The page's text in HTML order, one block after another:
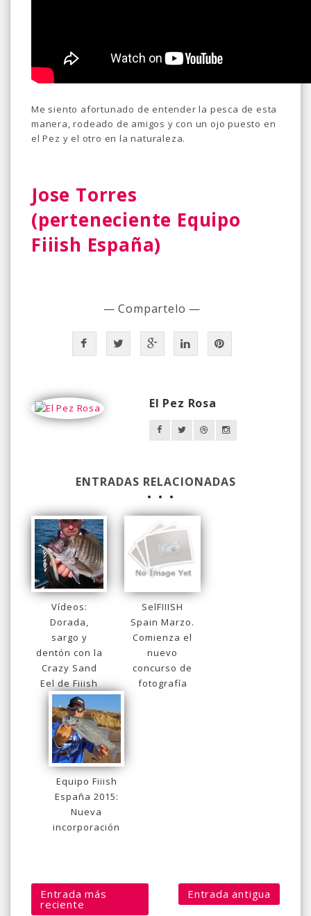
Me siento afortunado de entender la pesca de esta
manera, rodeado de amigos y con un ojo puesto en
el Pez y el otro en la naturaleza.
Jose Torres
(perteneciente Equipo
Fiiish España)
— Compartelo —
El Pez Rosa
ENTRADAS RELACIONADAS
Vídeos:
Dorada,
sargo y
dentón con la
Crazy Sand
Eel de Fiiish
SelFIIISH
Spain Marzo.
Comienza el
nuevo
concurso de
fotografía
Equipo Fiiish
España 2015:
Nueva
incorporación
Entrada más
reciente
Entrada antigua